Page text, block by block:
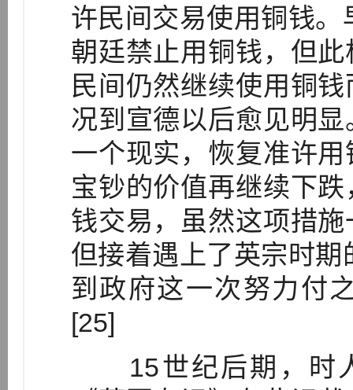
许民间交易使用铜钱
朝廷禁止用铜钱，但
民间仍然继续使用铜
况到宣德以后愈见明
一个现实，恢复准许
宝钞的价值再继续下
钱交易，虽然这项措
但接着遇上了英宗时
到政府这一次努力付
[25]
15世纪后期，时人